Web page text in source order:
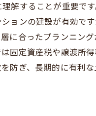
解することが重要で
ョンの建設が有効で
に合ったプランニン
固定資産税や譲渡所
防ぎ、長期的に有利